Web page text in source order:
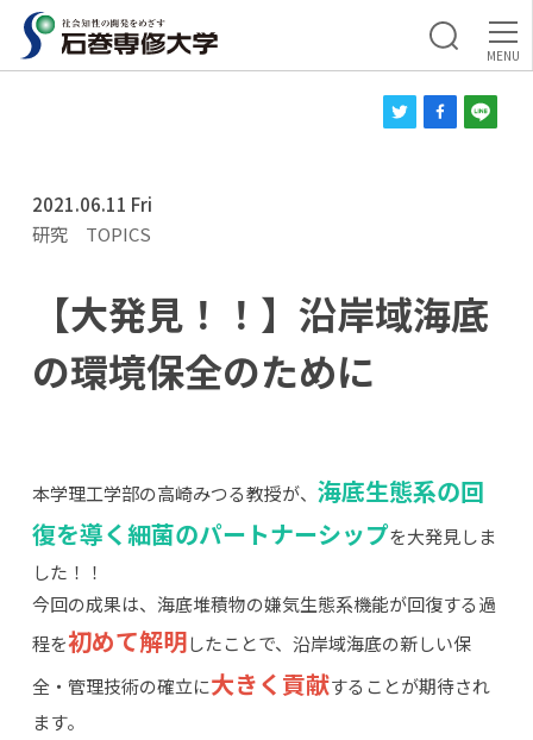
2021.06.11 Fri
研究
TOPICS
【大発見！！】沿岸域海底
の環境保全のために
本学理工学部の高崎みつる教授が、 海底生態系の回
復を導く細菌のパートナーシップを大発見しま
した！！
今回の成果は、海底堆積物の嫌気生態系機能が回復する過
程を初めて解明したことで、沿岸域海底の新しい保
全・管理技術の確立に大きく貢献することが期待され
ます。